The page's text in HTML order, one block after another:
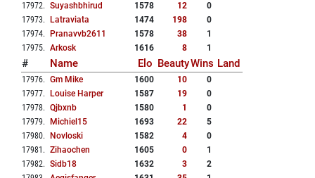
17972. Suyashbhirud 1578 12
0
17973. Latraviata 1474 198
0
17974. Pranavvb2611 1578 38
1
17975. Arkosk 1616 8 1
# Name Elo BeautyWins Land
17976. Gm Mike 1600 10
0
17977. Louise Harper 1587 19
0
17978. Qjbxnb 1580 1
0
17979. Michiel15 1693 22
5
17980. Novloski 1582 4
0
17981 . Zihaochen 1605 0
1
17982. Sidb18 1632 3
2